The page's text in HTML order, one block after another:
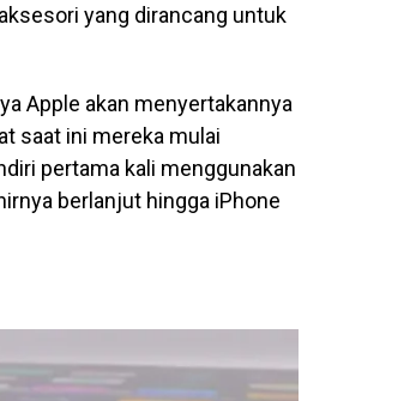
yang dirancang untuk
Apple akan menyertakannya
saat ini mereka mulai
pertama kali menggunakan
berlanjut hingga iPhone